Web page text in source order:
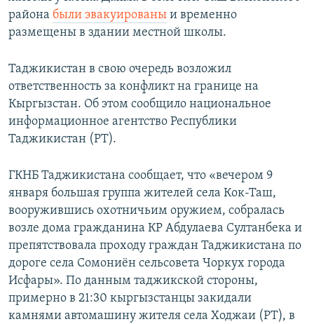
района были эвакуированы и временно
размещены в здании местной школы.
Таджикистан в свою очередь возложил
ответственность за конфликт на границе на
Кыргызстан. Об этом сообщило национальное
информационное агентство Республики
Таджикистан (РТ).
ГКНБ Таджикистана сообщает, что «вечером 9
января большая группа жителей села Кок-Таш,
вооружившись охотничьим оружием, собралась
возле дома гражданина КР Абдулаева Султанбека и
препятствовала проходу граждан Таджикистана по
дороге села Сомониён сельсовета Чоркух города
Исфары». По данным таджикской стороны,
примерно в 21:30 кыргызстанцы закидали
камнями автомашину жителя села Ходжаи (РТ), в